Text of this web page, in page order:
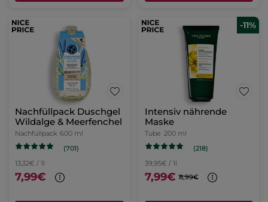
Nachfüllpack Duschgel
Wildalge & Meerfenchel
Nachfüllpack 600 ml
(701)
13,32€ / 1l
7,99€
-11%
Intensiv nährende
Maske
Tube 200 ml
(218)
39,95€ / 1l
7,99€ 8,99€